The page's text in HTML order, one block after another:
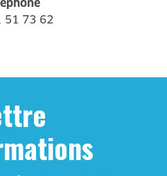
51 73 62